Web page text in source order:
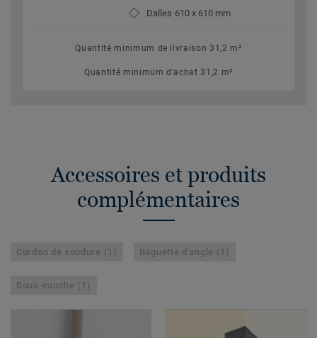
Dalles 610 x 610 mm
Quantité minimum de livraison 31,2 m²
Quantité minimum d'achat 31,2 m²
Accessoires et produits
complémentaires
Cordon de soudure (1) Baguette d'angle (1)
Sous-couche (1)